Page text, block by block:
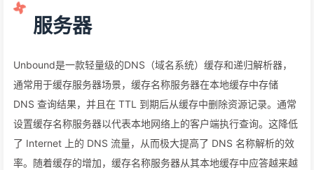
服务器
Unbound是一款轻量级的DNS（域名系统）缓存和递归解析器，
通常用于缓存服务器场景，缓存名称服务器在本地缓存中存储
DNS 查询结果，并且在 TTL 到期后从缓存中删除资源记录。通常
设置缓存名称服务器以代表本地网络上的客户端执行查询。这降低
了 Internet 上的 DNS 流量，从而极大提高了 DNS 名称解析的效
率。随着缓存的增加，缓存名称服务器从其本地缓存中应答越来越